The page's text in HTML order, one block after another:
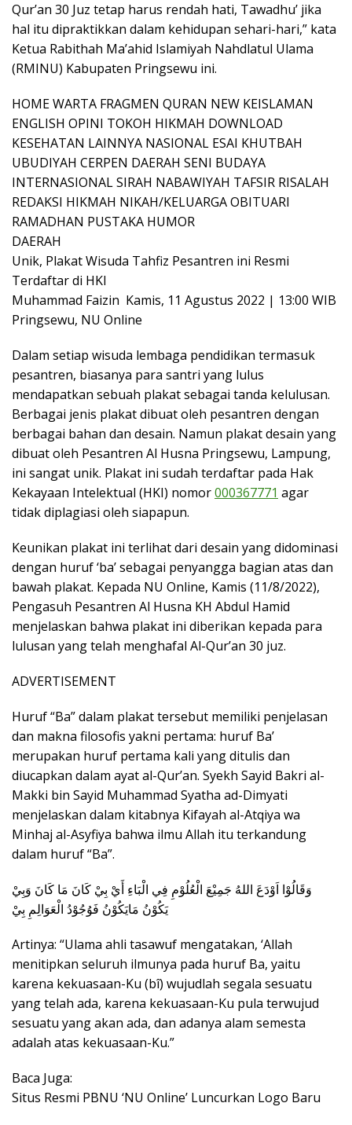
Qur’an 30 Juz tetap harus rendah hati, Tawadhu’ jika
hal itu dipraktikkan dalam kehidupan sehari-hari,” kata
Ketua Rabithah Ma’ahid Islamiyah Nahdlatul Ulama
(RMINU) Kabupaten Pringsewu ini.
HOME WARTA FRAGMEN QURAN NEW KEISLAMAN
ENGLISH OPINI TOKOH HIKMAH DOWNLOAD
KESEHATAN LAINNYA NASIONAL ESAI KHUTBAH
UBUDIYAH CERPEN DAERAH SENI BUDAYA
INTERNASIONAL SIRAH NABAWIYAH TAFSIR RISALAH
REDAKSI HIKMAH NIKAH/KELUARGA OBITUARI
RAMADHAN PUSTAKA HUMOR
DAERAH
Unik, Plakat Wisuda Tahfiz Pesantren ini Resmi
Terdaftar di HKI
Muhammad Faizin Kamis, 11 Agustus 2022 | 13:00 WIB
Pringsewu, NU Online
Dalam setiap wisuda lembaga pendidikan termasuk
pesantren, biasanya para santri yang lulus
mendapatkan sebuah plakat sebagai tanda kelulusan.
Berbagai jenis plakat dibuat oleh pesantren dengan
berbagai bahan dan desain. Namun plakat desain yang
dibuat oleh Pesantren Al Husna Pringsewu, Lampung,
ini sangat unik. Plakat ini sudah terdaftar pada Hak
Kekayaan Intelektual (HKI) nomor000367771 agar
tidak diplagiasi oleh siapapun.
Keunikan plakat ini terlihat dari desain yang didominasi
dengan huruf ‘ba’ sebagai penyangga bagian atas dan
bawah plakat. Kepada NU Online, Kamis (11/8/2022),
Pengasuh Pesantren Al Husna KH Abdul Hamid
menjelaskan bahwa plakat ini diberikan kepada para
lulusan yang telah menghafal Al-Qur’an 30 juz.
ADVERTISEMENT
Huruf “Ba” dalam plakat tersebut memiliki penjelasan
dan makna filosofis yakni pertama: huruf Ba’
merupakan huruf pertama kali yang ditulis dan
diucapkan dalam ayat al-Qur’an. Syekh Sayid Bakri al-
Makki bin Sayid Muhammad Syatha ad-Dimyati
menjelaskan dalam kitabnya Kifayah al-Atqiya wa
Minhaj al-Asyfiya bahwa ilmu Allah itu terkandung
dalam huruf “Ba”.
وَقَالُوْا اَوْدَعَ اللهُ جَمِيْعَ الْعُلُوْمِ فِي الْبَاءِ أَيْ بِيْ كَانَ مَا كَانَ وَبِيْ
يَكُوْنُ مَايَكُوْنُ فَوُجُوْدُ الْعَوَالِمِ بِيْ
Artinya: “Ulama ahli tasawuf mengatakan, ‘Allah
menitipkan seluruh ilmunya pada huruf Ba, yaitu
karena kekuasaan-Ku (bî) wujudlah segala sesuatu
yang telah ada, karena kekuasaan-Ku pula terwujud
sesuatu yang akan ada, dan adanya alam semesta
adalah atas kekuasaan-Ku.”
Baca Juga:
Situs Resmi PBNU ‘NU Online’ Luncurkan Logo Baru